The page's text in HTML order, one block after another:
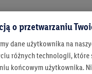
o przetwarzaniu
dane użytkownika na
różnych technologii, które
końcowym użytkownika.